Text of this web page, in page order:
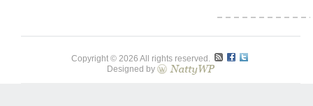
Copyright © 2026 All rights reserved.
Designed by